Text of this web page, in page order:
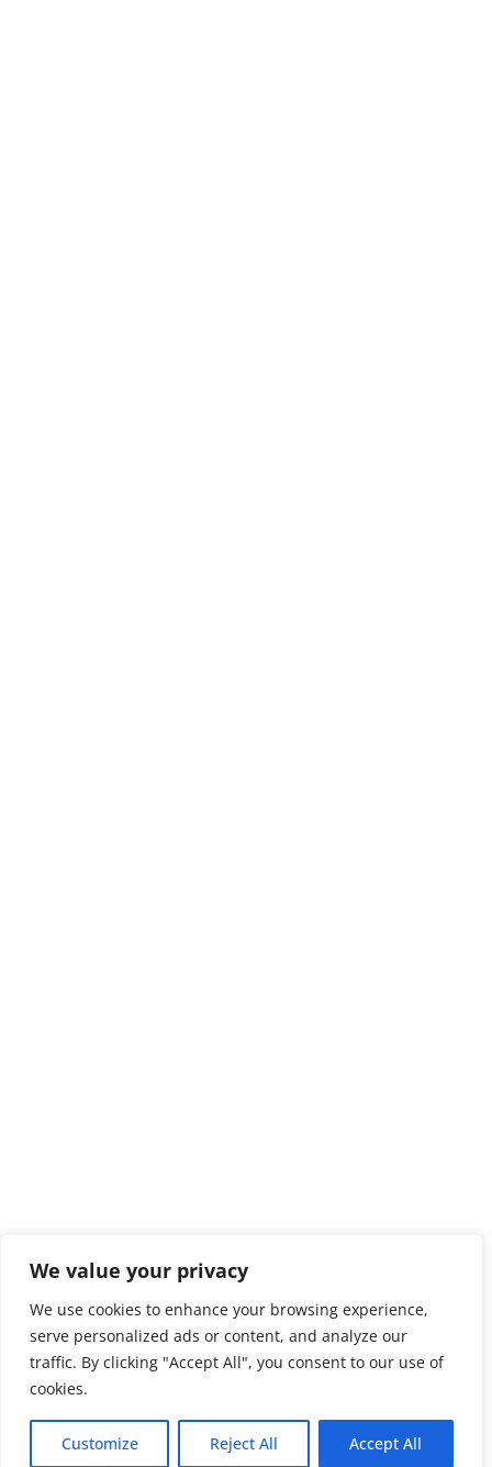
We value your privacy
We use cookies to enhance your browsing experience,
serve personalized ads or content, and analyze our
traffic. By clicking "Accept All", you consent to our use of
cookies.
Customize Reject All Accept All